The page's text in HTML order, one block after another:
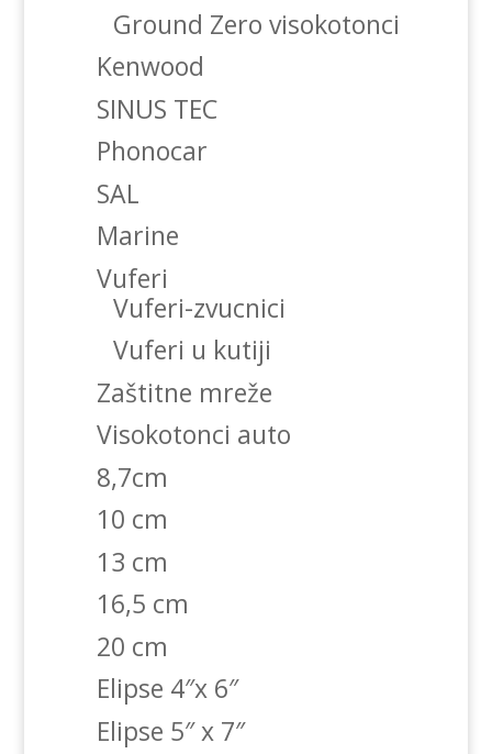
Ground Zero visokotonci
Kenwood
SINUS TEC
Phonocar
SAL
Marine
Vuferi
Vuferi-zvucnici
Vuferi u kutiji
Zaštitne mreže
Visokotonci auto
8,7cm
10 cm
13 cm
16,5 cm
20 cm
Elipse 4″x 6″
Elipse 5″ x 7″